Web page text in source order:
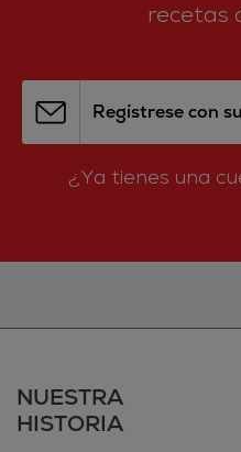
recetas
Regístrese con
¿Ya tienes una
NUESTRA
HISTORIA